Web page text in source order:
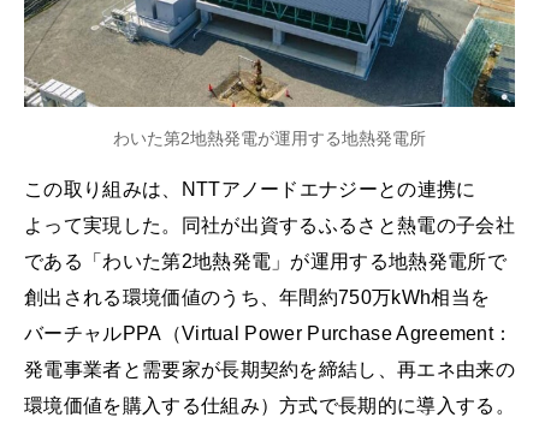
わいた第2地熱発電が運用する地熱発電所
この取り組みは、NTTアノードエナジーとの連携に
よって実現した。同社が出資するふるさと熱電の子会社
である「わいた第2地熱発電」が運用する地熱発電所で
創出される環境価値のうち、年間約750万kWh相当を
バーチャルPPA（Virtual Power Purchase Agreement：
発電事業者と需要家が長期契約を締結し、再エネ由来の
環境価値を購入する仕組み）方式で長期的に導入する。